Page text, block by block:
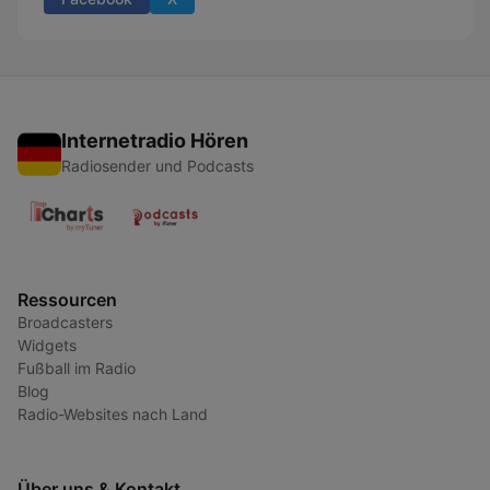
Internetradio Hören
Radiosender und Podcasts
Ressourcen
Broadcasters
Widgets
Fußball im Radio
Blog
Radio-Websites nach Land